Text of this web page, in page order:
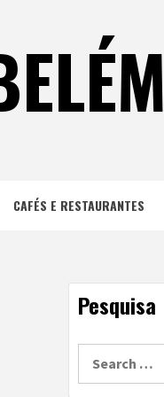
CAFÉS E RESTAURANTES
Pesquisa